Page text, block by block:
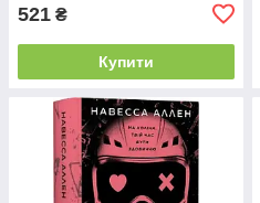
521 ₴
Купити